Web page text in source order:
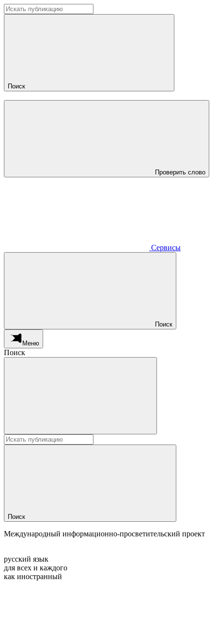
Поиск
Проверить слово
Сервисы
Поиск
Меню
Поиск
Поиск
Международный информационно-просветительский проект
русский язык
для всех и каждого
как иностранный